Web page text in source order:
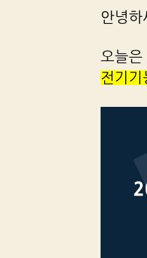
안녕하
오늘은
전기